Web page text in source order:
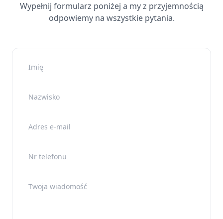
Wypełnij formularz poniżej a my z przyjemnością
odpowiemy na wszystkie pytania.
Nazwisko
Adres e-mail
Nr telefonu
Twoja wiadomość